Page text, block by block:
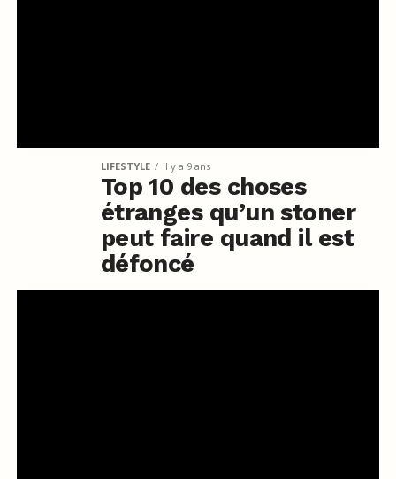
LIFESTYLE il y a 9 ans
Top 10 des choses
étranges qu’un stoner
peut faire quand il est
défoncé